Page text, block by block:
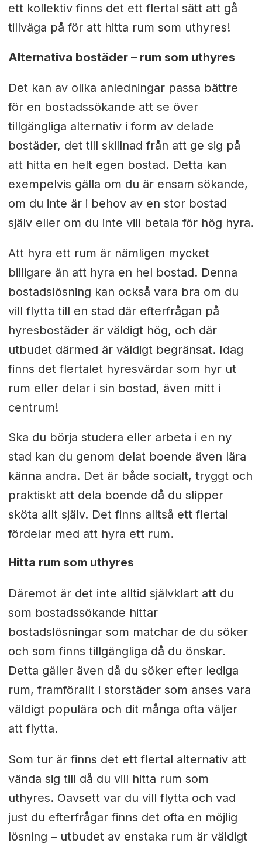
ett kollektiv finns det ett flertal sätt att gå
tillväga på för att hitta rum som uthyres!
Alternativa bostäder – rum som uthyres
Det kan av olika anledningar passa bättre
för en bostadssökande att se över
tillgängliga alternativ i form av delade
bostäder, det till skillnad från att ge sig på
att hitta en helt egen bostad. Detta kan
exempelvis gälla om du är ensam sökande,
om du inte är i behov av en stor bostad
själv eller om du inte vill betala för hög hyra.
Att hyra ett rum är nämligen mycket
billigare än att hyra en hel bostad. Denna
bostadslösning kan också vara bra om du
vill flytta till en stad där efterfrågan på
hyresbostäder är väldigt hög, och där
utbudet därmed är väldigt begränsat. Idag
finns det flertalet hyresvärdar som hyr ut
rum eller delar i sin bostad, även mitt i
centrum!
Ska du börja studera eller arbeta i en ny
stad kan du genom delat boende även lära
känna andra. Det är både socialt, tryggt och
praktiskt att dela boende då du slipper
sköta allt själv. Det finns alltså ett flertal
fördelar med att hyra ett rum.
Hitta rum som uthyres
Däremot är det inte alltid självklart att du
som bostadssökande hittar
bostadslösningar som matchar de du söker
och som finns tillgängliga då du önskar.
Detta gäller även då du söker efter lediga
rum, framförallt i storstäder som anses vara
väldigt populära och dit många ofta väljer
att flytta.
Som tur är finns det ett flertal alternativ att
vända sig till då du vill hitta rum som
uthyres. Oavsett var du vill flytta och vad
just du efterfrågar finns det ofta en möjlig
lösning – utbudet av enstaka rum är väldigt